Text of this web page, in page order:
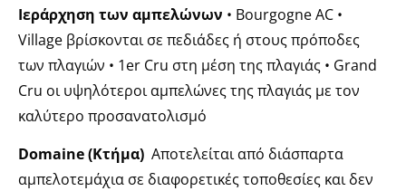
Iεράρχηση των αμπελώνων • Βοurgogne AC •
Village βρίσκονται σε πεδιάδες ή στους πρόποδες
των πλαγιών • 1er Cru στη μέση της πλαγιάς • Grand
Cru οι υψηλότεροι αμπελώνες της πλαγιάς με τον
καλύτερο προσανατολισμό
Domaine (Κτήμα) Αποτελείται από διάσπαρτα
αμπελοτεμάχια σε διαφορετικές τοποθεσίες και δεν